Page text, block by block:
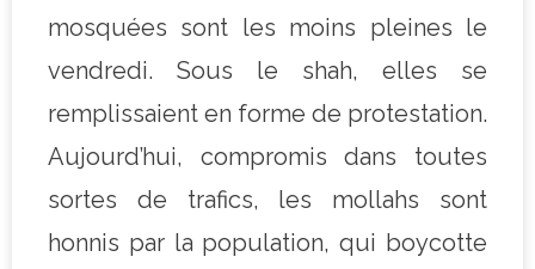
mosquées sont les moins pleines le
vendredi. Sous le shah, elles se
remplissaient en forme de protestation.
Aujourd’hui, compromis dans toutes
sortes de trafics, les mollahs sont
honnis par la population, qui boycotte